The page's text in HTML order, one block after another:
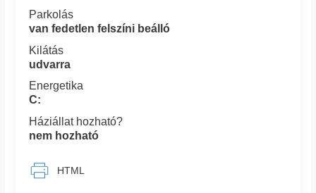
Parkolás
van fedetlen felszíni beálló
Kilátás
udvarra
Energetika
C:
Háziállat hozható?
nem hozható
HTML